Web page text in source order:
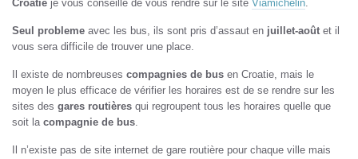
Croatie je vous conseille de vous rendre sur le site Viamichelin.
Seul probleme avec les bus, ils sont pris d’assaut en juillet-août et il
vous sera difficile de trouver une place.
Il existe de nombreuses compagnies de bus en Croatie, mais le
moyen le plus efficace de vérifier les horaires est de se rendre sur les
sites des gares routières qui regroupent tous les horaires quelle que
soit la compagnie de bus.
Il n’existe pas de site internet de gare routière pour chaque ville mais